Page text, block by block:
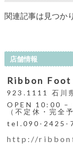
関連記事は見つか
店舗情報
Ribbon Foot
923.1111 石川
OPEN 10:00 –
（不定休・完全
tel.090-2425-
http://